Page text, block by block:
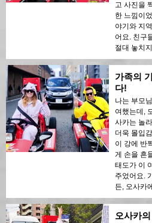
고 사진을
한 느낌이
야기와 지
어요. 친구
절대 놓치
가족의
다!
나는 부모
여했는데,
사카는 놀
더욱 몰입
이 강에 반
게 손을 흔
태도가 이
주었어요.
든, 오사카
오사카